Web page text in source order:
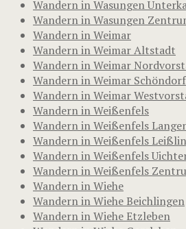
Wandern in Wasungen
Wandern in Wasungen
Wandern in Weimar
Wandern in Weimar Altstadt
Wandern in Weimar
Wandern in Weimar Schöndorf
Wandern in Weimar
Wandern in Weißenfels
Wandern in Weißenfels
Wandern in Weißenfels
Wandern in Weißenfels
Wandern in Weißenfels
Wandern in Wiehe
Wandern in Wiehe Beichlingen
Wandern in Wiehe Etzleben